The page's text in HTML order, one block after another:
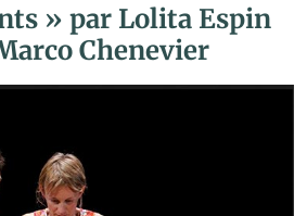
» par Lolita Espin
Chenevier